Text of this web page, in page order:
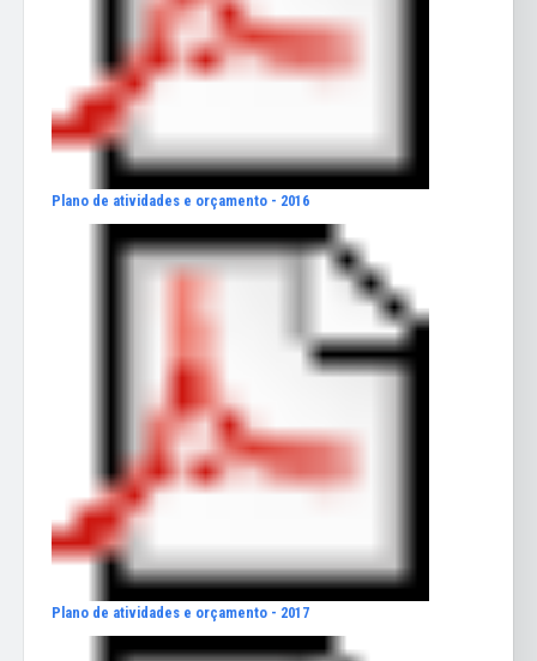
Plano de atividades e orçamento - 2016
Plano de atividades e orçamento - 2017